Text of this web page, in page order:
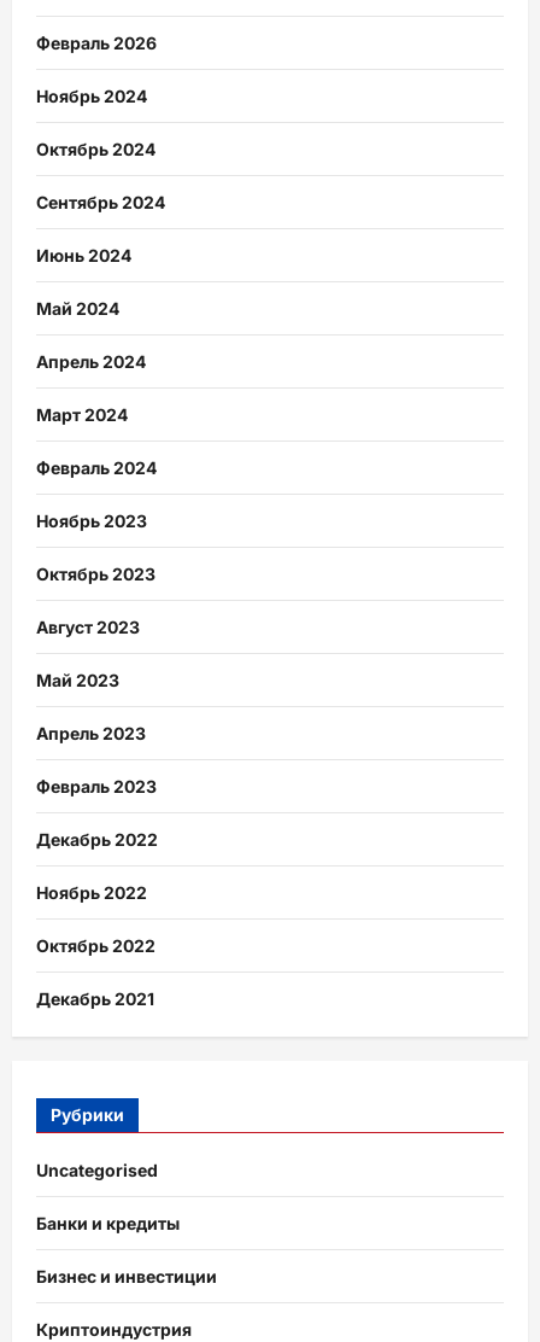
Февраль 2026
Ноябрь 2024
Октябрь 2024
Сентябрь 2024
Июнь 2024
Май 2024
Апрель 2024
Март 2024
Февраль 2024
Ноябрь 2023
Октябрь 2023
Август 2023
Май 2023
Апрель 2023
Февраль 2023
Декабрь 2022
Ноябрь 2022
Октябрь 2022
Декабрь 2021
Рубрики
Uncategorised
Банки и кредиты
Бизнес и инвестиции
Криптоиндустрия